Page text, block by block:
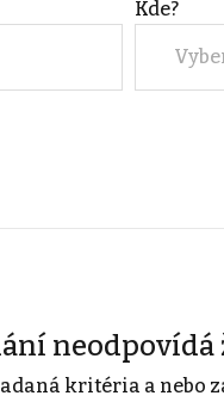
Kde?
neodpovídá
kritéria a nebo